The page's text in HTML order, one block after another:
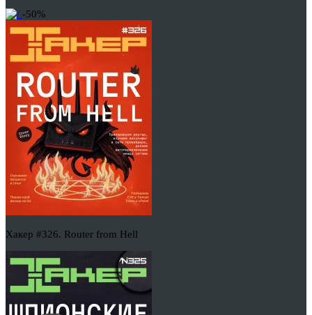
-50%
Хакер #326. Router from Hell